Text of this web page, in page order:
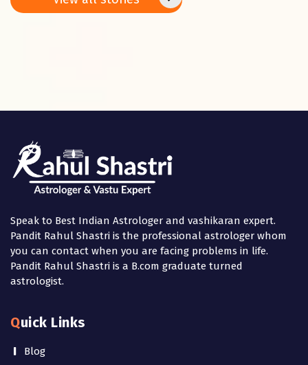
Panchami
Speak to Best Indian Astrologer and vashikaran expert.
Pandit Rahul Shastri is the professional astrologer whom
you can contact when you are facing problems in life.
Pandit Rahul Shastri is a B.com graduate turned
astrologist.
Quick Links
Blog